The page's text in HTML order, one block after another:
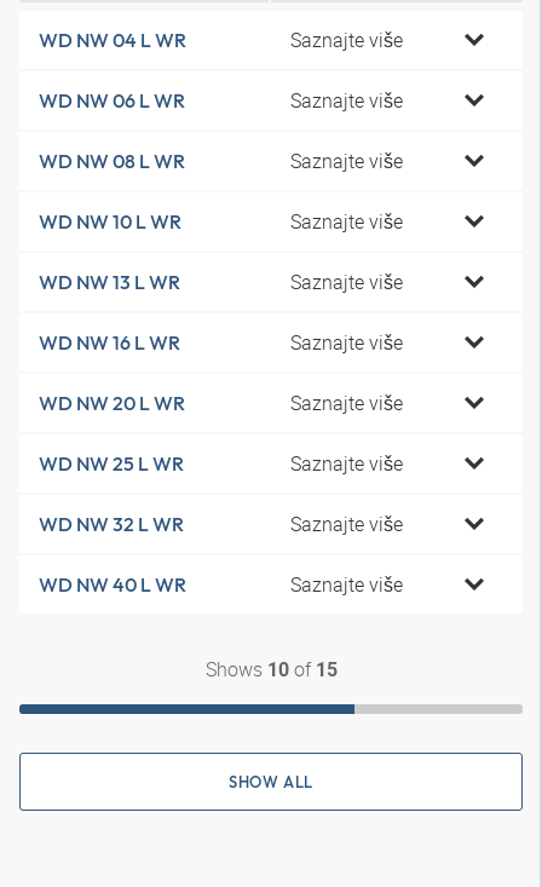
WD NW 04 L WR Saznajte više
WD NW 06 L WR Saznajte više
WD NW 08 L WR Saznajte više
WD NW 10 L WR Saznajte više
WD NW 13 L WR Saznajte više
WD NW 16 L WR Saznajte više
WD NW 20 L WR Saznajte više
WD NW 25 L WR Saznajte više
WD NW 32 L WR Saznajte više
WD NW 40 L WR Saznajte više
Shows 10of 15
SHOW ALL